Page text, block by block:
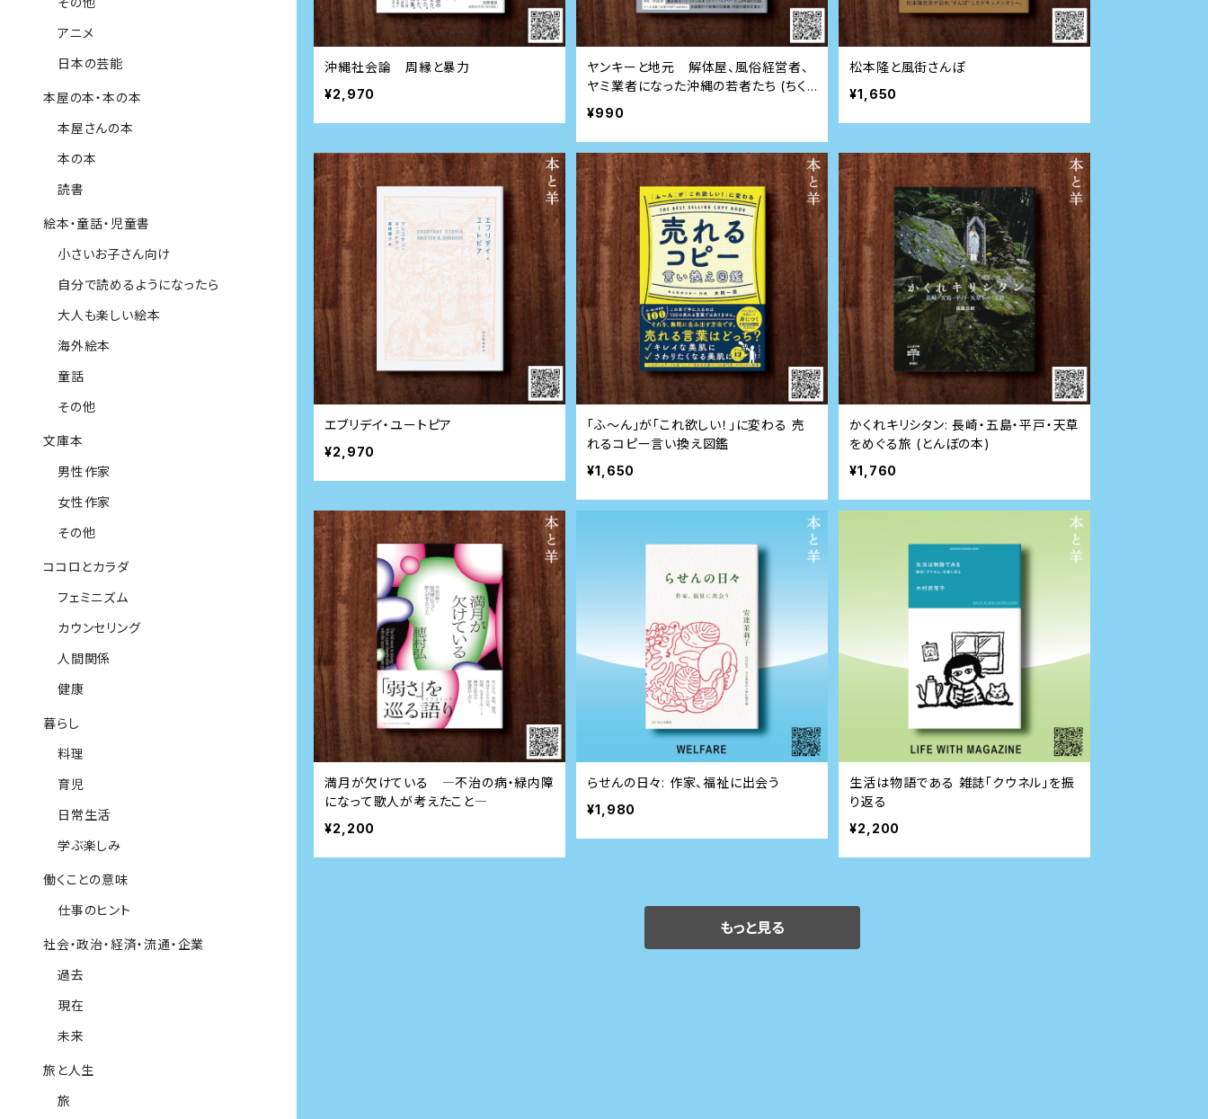
沖縄社会論 ――周縁と暴力
¥2,970
ヤンキーと地元 解体屋、風俗経営者、
ヤミ業者になった沖縄の若者たち (ちく
ま文庫)
¥990
松本隆と風街さんぽ
¥1,650
エブリデイ・ユートピア
¥2,970
「ふ～ん」が「これ欲しい！」に変わる 売
れるコピー言い換え図鑑
¥1,650
かくれキリシタン: 長崎・五島・平戸・天草
をめぐる旅 (とんぼの本)
¥1,760
満月が欠けている ―不治の病・緑内障
になって歌人が考えたこと―
¥2,200
らせんの日々: 作家、福祉に出会う
¥1,980
生活は物語である 雑誌「クウネル」を振
り返る
¥2,200
もっと見る
アニメ
日本の芸能
本屋の本・本の本
本屋さんの本
本の本
読書
絵本・童話・児童書
小さいお子さん向け
自分で読めるようになったら
大人も楽しい絵本
海外絵本
童話
その他
文庫本
男性作家
女性作家
その他
ココロとカラダ
フェミニズム
カウンセリング
人間関係
健康
暮らし
料理
育児
日常生活
学ぶ楽しみ
働くことの意味
仕事のヒント
社会・政治・経済・流通・企業
過去
現在
未来
旅と人生
旅